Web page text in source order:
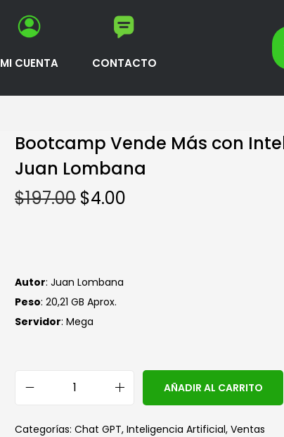
MI CUENTA CONTACTO
Bootcamp Vende Más con
Juan Lombana
$197.00 $4.00
Autor: Juan Lombana
Peso: 20,21 GB Aprox.
Servidor: Mega
AÑADIR AL CARRITO
Categorías: Chat GPT, Inteligencia Artificial, Ventas